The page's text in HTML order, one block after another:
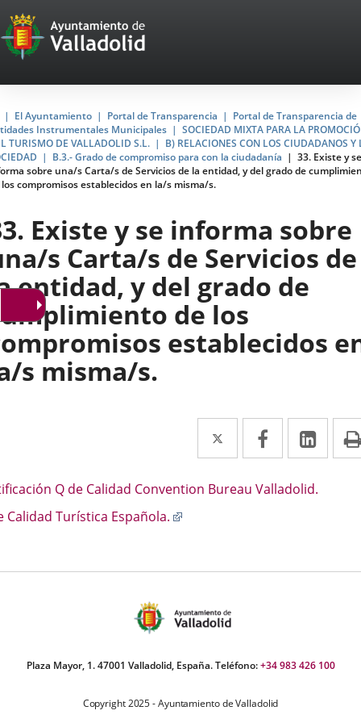
Portal
Web
del
Ayuntamiento
de
Valladolid
El Ayuntamiento Portal de Transparencia
Portal de Transparencia de
Instrumentales Municipales
SOCIEDAD MIXTA PARA LA
TURISMO DE VALLADOLID S.L.
B) RELACIONES CON LOS CIUDADANOS Y
B.3.- Grado de compromiso para con la ciudadanía
33. Existe y se
sobre una/s Carta/s de Servicios de la entidad, y del grado de
compromisos establecidos en la/s misma/s.
Existe y se informa sobre
s Carta/s de Servicios de
entidad, y del grado de
de los
establecidos
s misma/s.
Twitter
Enlace
a
una
Facebook
Enlace
a
una
a
una
Q de Calidad Convention Bureau Valladolid.
Calidad Turística Española.
aplicación
Plaza Mayor, 1. 47001 Valladolid, España. Teléfono:+34 983 426 100
Copyright 2025 - Ayuntamiento de Valladolid